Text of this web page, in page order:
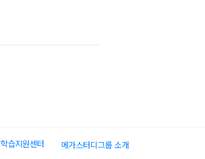
학습지원센터 메가스터디그룹 소개